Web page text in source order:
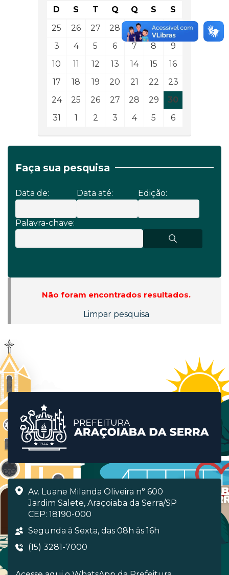
D S T Q Q S
S
25
26 27 28 29 1
2
3
4 5 6 7 8
9
10
11 12 13 14 15
16
17
18 19 20 21 22
23
24
25 26 27 28 29
30
31
1 2 3 4 5 6
Faça sua pesquisa
Data de: Data até: Edição:
Palavra-chave:
Não foram encontrados resultados.
Limpar pesquisa
Av. Luane Milanda Oliveira n° 600
Jardim Salete, Araçoiaba da Serra/SP
CEP: 18190-000
Segunda à Sexta, das 08h às 16h
(15) 3281-7000